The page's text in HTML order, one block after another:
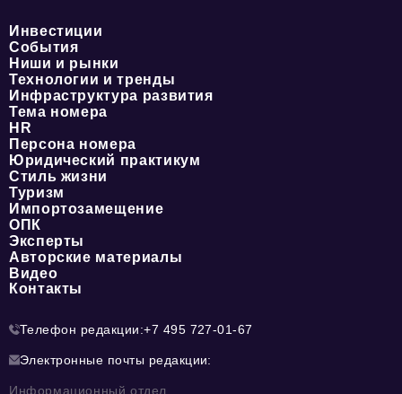
Инвестиции
События
Ниши и рынки
Технологии и тренды
Инфраструктура развития
Тема номера
HR
Персона номера
Юридический практикум
Стиль жизни
Туризм
Импортозамещение
ОПК
Эксперты
Авторские материалы
Видео
Контакты
Телефон редакции:+7 495 727-01-67
Электронные почты редакции:
Информационный отдел